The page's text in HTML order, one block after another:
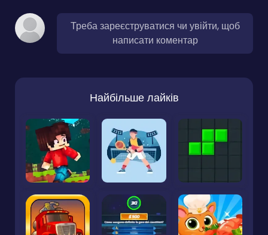
Треба зареєструватися чи увійти, щоб
написати коментар
Найбільше лайків